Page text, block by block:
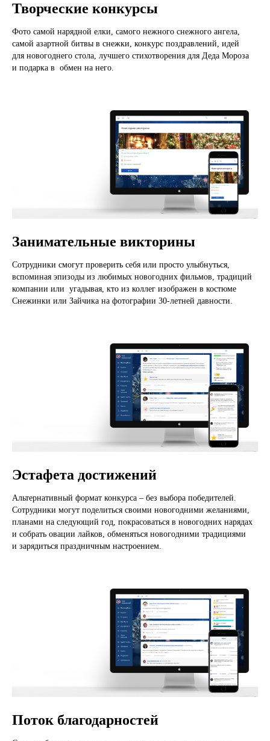
Творческие конкурсы
Фото самой нарядной елки, самого нежного снежного ангела,
самой азартной битвы в снежки, конкурс поздравлений, идей
для новогоднего стола, лучшего стихотворения для Деда Мороза
и подарка в обмен на него.
Занимательные викторины
Сотрудники смогут проверить себя или просто улыбнуться,
вспоминая эпизоды из любимых новогодних фильмов, традиций
компании или угадывая, кто из коллег изображен в костюме
Снежинки или Зайчика на фотографии 30-летней давности.
Эстафета достижений
Альтернативный формат конкурса – без выбора победителей.
Сотрудники могут поделиться своими новогодними желаниями,
планами на следующий год, покрасоваться в новогодних нарядах
и собрать овации лайков, обменяться новогодними традициями
и зарядиться праздничным настроением.
Поток благодарностей